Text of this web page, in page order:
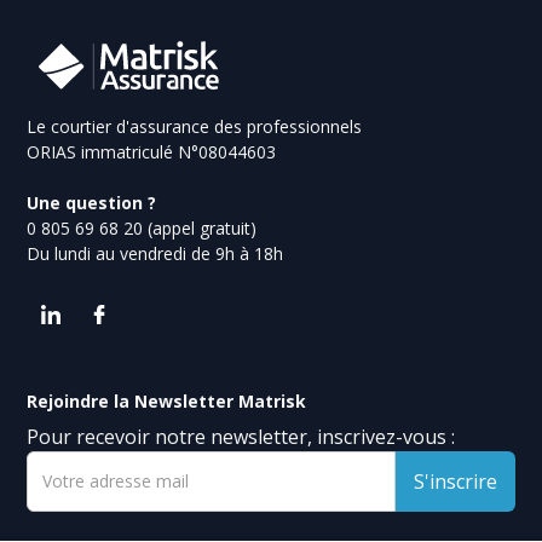
de travail. Les artisans
libéralesont aussi des besoins spécifiques
liés à leur statut et activité.
Le courtier d'assurance des professionnels
ORIAS immatriculé N°08044603
Une question ?
0 805 69 68 20 (appel gratuit)
Du lundi au vendredi de 9h à 18h
Rejoindre la Newsletter Matrisk
Pour recevoir notre newsletter, inscrivez-vous :